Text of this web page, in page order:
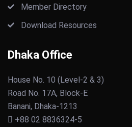
Member Directory
Download Resources
Dhaka Office
House No. 10 (Level-2 & 3)
Road No. 17A, Block-E
Banani, Dhaka-1213
+88 02 8836324-5